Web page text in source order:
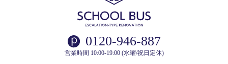
0120-946-887
営業時間 10:00-19:00 (水曜/祝日定休)